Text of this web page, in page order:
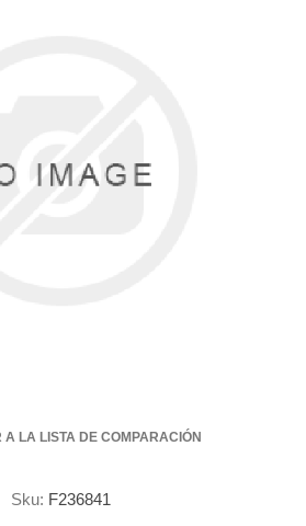
A LA LISTA DE COMPARACIÓN
Sku: F236841